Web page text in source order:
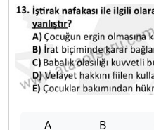
A B